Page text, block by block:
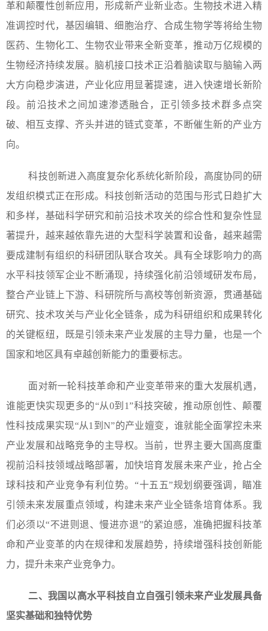
革和颠覆性创新应用，形成新产业新业态。生物技术进入精
准调控时代，基因编辑、细胞治疗、合成生物学等将给生物
医药、生物化工、生物农业带来全新变革，推动万亿规模的
生物经济持续发展。脑机接口技术正沿着脑读取与脑输入两
大方向稳步演进，产业化应用显著提速，进入快速增长新阶
段。前沿技术之间加速渗透融合，正引领多技术群多点突
破、相互支撑、齐头并进的链式变革，不断催生新的产业方
向。
科技创新进入高度复杂化系统化新阶段，高度协同的研
发组织模式正在形成。科技创新活动的范围与形式日趋扩大
和多样，基础科学研究和前沿技术攻关的综合性和复杂性显
著提升，越来越依靠先进的大型科学装置和设备，越来越需
要成建制有组织的科研团队联合攻关。具有全球影响力的高
水平科技领军企业不断涌现，持续强化前沿领域研发布局，
整合产业链上下游、科研院所与高校等创新资源，贯通基础
研究、技术攻关与产业化全链条，成为科研组织和成果转化
的关键枢纽，既是引领未来产业发展的主导力量，也是一个
国家和地区具有卓越创新能力的重要标志。
面对新一轮科技革命和产业变革带来的重大发展机遇，
谁能更快实现更多的“从0到1”科技突破，推动原创性、颠覆
性科技成果实现“从1到N”的产业嬗变，谁就能全面掌控未来
产业发展和战略竞争的主导权。当前，世界主要大国高度重
视前沿科技领域战略部署，加快培育发展未来产业，抢占全
球科技和产业竞争有利位势。“十五五”规划纲要强调，瞄准
引领未来发展重点领域，构建未来产业全链条培育体系。我
们必须以“不进则退、慢进亦退”的紧迫感，准确把握科技革
命和产业变革的内在规律和发展趋势，持续增强科技创新能
力，提升未来产业竞争力。
二、我国以高水平科技自立自强引领未来产业发展具备
坚实基础和独特优势